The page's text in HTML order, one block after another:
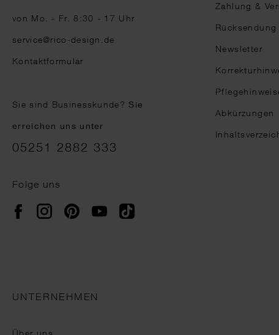
von Mo. - Fr. 8:30 - 17 Uhr
service@rico-design.de
Kontaktformular
Sie sind Businesskunde?Sie
erreichen uns unter
05251 2882 333
Folge uns
FacebookInstagramPinterestYouTubeTikTok
Zahlung &
Rücksendung
Newsletter
Abkürzungen
UNTERNEHMEN
Über uns